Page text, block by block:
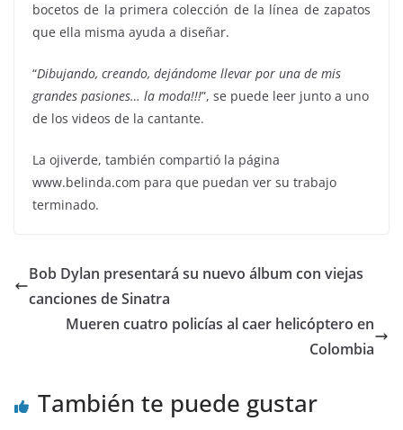
bocetos de la primera colección de la línea de zapatos
que ella misma ayuda a diseñar.
“Dibujando, creando, dejándome llevar por una de mis
grandes pasiones… la moda!!!”, se puede leer junto a uno
de los videos de la cantante.
La ojiverde, también compartió la página
www.belinda.com para que puedan ver su trabajo
terminado.
Bob Dylan presentará su nuevo álbum con viejas
canciones de Sinatra
Mueren cuatro policías al caer helicóptero en
Colombia
También te puede gustar